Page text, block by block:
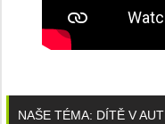
NAŠE TÉMA: DÍTĚ V